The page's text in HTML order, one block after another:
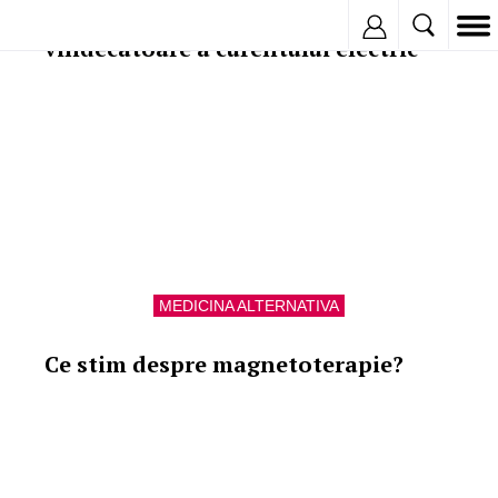
vindecatoare a curentului electric
MEDICINA ALTERNATIVA
Ce stim despre magnetoterapie?